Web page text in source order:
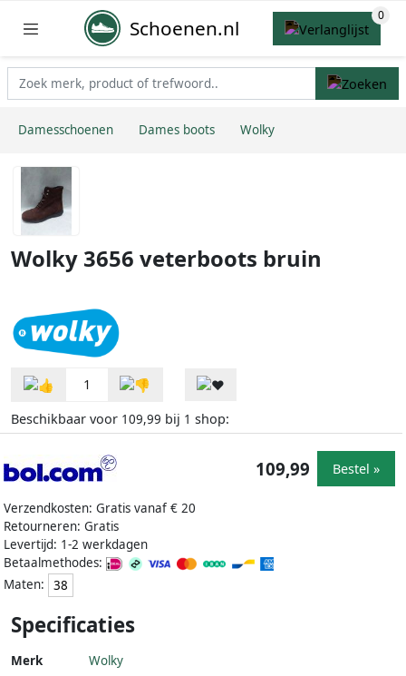
Schoenen.nl
Damesschoenen Dames boots Wolky
Wolky 3656 veterboots bruin
1
Beschikbaar voor 109,99 bij 1 shop:
Verzendkosten: Gratis vanaf € 20
Retourneren: Gratis
Levertijd: 1-2 werkdagen
Betaalmethodes:
Maten:
38
109,99 Bestel »
Specificaties
Merk Wolky